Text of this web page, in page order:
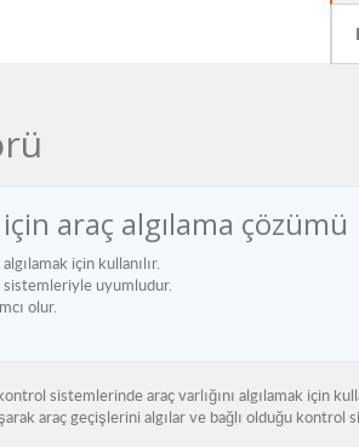
araç algılama çözümü
için kullanılır.
uyumludur.
olur.
sistemlerinde araç varlığını algılamak için
araç geçişlerini algılar ve bağlı olduğu kontrol